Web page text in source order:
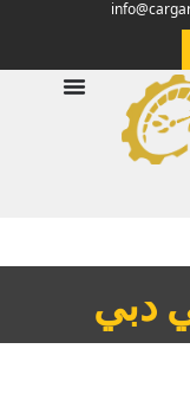
دبي‏